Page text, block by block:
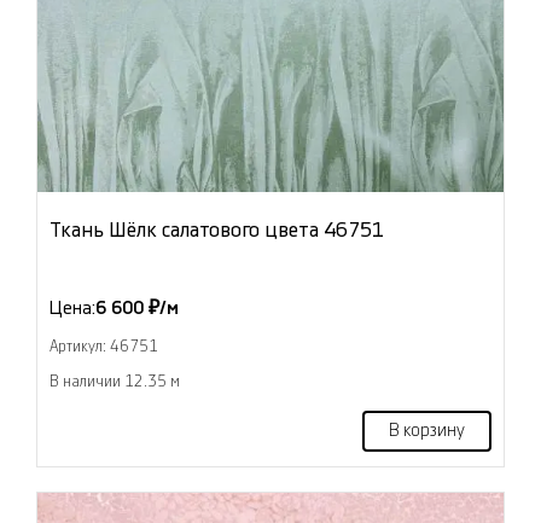
Ткань Шёлк салатового цвета 46751
Цена:6 600 ₽/м
Артикул: 46751
В наличии 12.35 м
В корзину